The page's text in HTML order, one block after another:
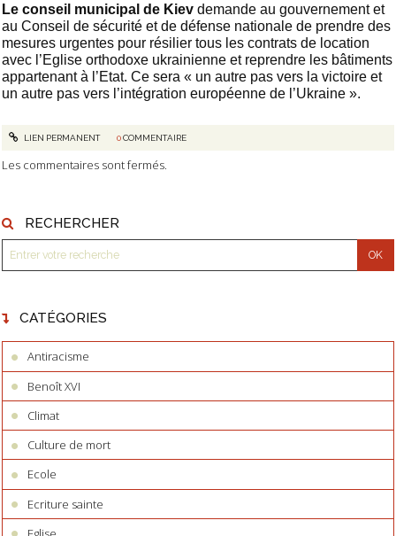
RECHERCHER
CATÉGORIES
Antiracisme
Benoît XVI
Climat
Culture de mort
Ecole
Ecriture sainte
Le conseil municipal de Kiev demande au gouvernement et
au Conseil de sécurité et de défense nationale de prendre des
mesures urgentes pour résilier tous les contrats de location
avec l’Eglise orthodoxe ukrainienne et reprendre les bâtiments
appartenant à l’Etat. Ce sera « un autre pas vers la victoire et
un autre pas vers l’intégration européenne de l’Ukraine ».
LIEN PERMANENT 0COMMENTAIRE
Les commentaires sont fermés.